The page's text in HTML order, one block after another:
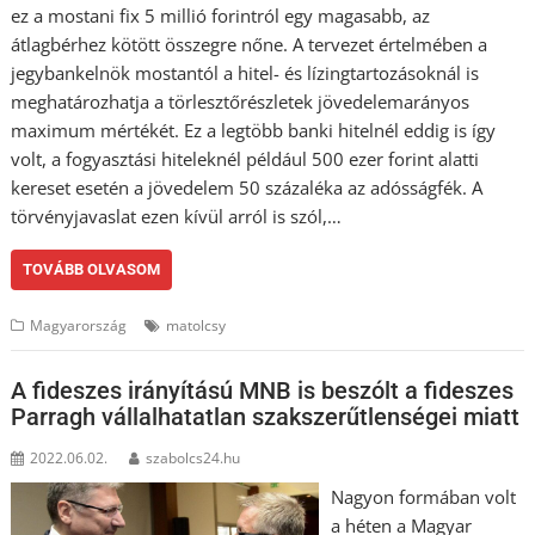
ez a mostani fix 5 millió forintról egy magasabb, az
átlagbérhez kötött összegre nőne. A tervezet értelmében a
jegybankelnök mostantól a hitel- és lízingtartozásoknál is
meghatározhatja a törlesztőrészletek jövedelemarányos
maximum mértékét. Ez a legtöbb banki hitelnél eddig is így
volt, a fogyasztási hiteleknél például 500 ezer forint alatti
kereset esetén a jövedelem 50 százaléka az adósságfék. A
törvényjavaslat ezen kívül arról is szól,…
TOVÁBB OLVASOM
Magyarország matolcsy
A fideszes irányítású MNB is beszólt a fideszes
Parragh vállalhatatlan szakszerűtlenségei miatt
2022.06.02. szabolcs24.hu
Nagyon formában volt
a héten a Magyar